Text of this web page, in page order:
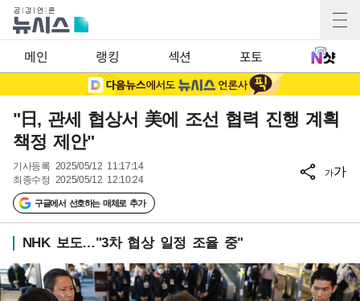
메인 랭킹 섹션 포토
"日, 관세 협상서 美에 조선 협력 진행 계획
책정 제안"
기사등록 2025/05/12 11:17:14
최종수정 2025/05/12 12:10:24
구글에서 선호하는 매체로 추가
가가
NHK 보도…"3차 협상 일정 조율 중"